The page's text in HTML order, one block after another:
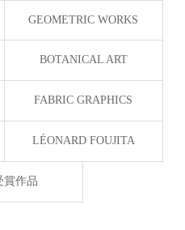
GEOMETRIC WORKS
Silent Geometry
BOTANICAL ART
FABRIC GRAPHICS
LÉONARD FOUJITA
賞作品